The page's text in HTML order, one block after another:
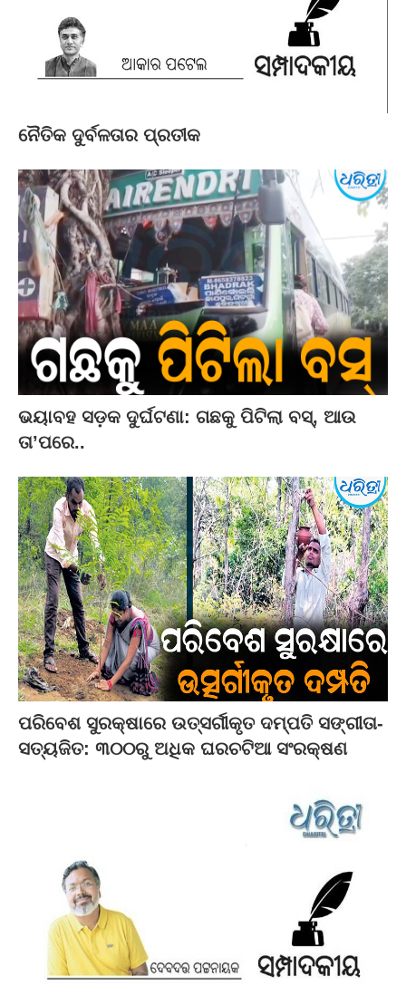
ନୈତିକ ଦୁର୍ବଳତାର ପ୍ରତୀକ
ଭୟାବହ ସଡ଼କ ଦୁର୍ଘଟଣା: ଗଛକୁ ପିଟିଲା ବସ୍‌, ଆଉ
ତା’ପରେ..
ପରିବେଶ ସୁରକ୍ଷାରେ ଉତ୍ସର୍ଗୀକୃତ ଦମ୍ପତି ସଙ୍ଗୀତା-
ସତ୍ୟଜିତ: ୩୦୦ରୁ ଅଧିକ ଘରଚଟିଆ ସଂରକ୍ଷଣ